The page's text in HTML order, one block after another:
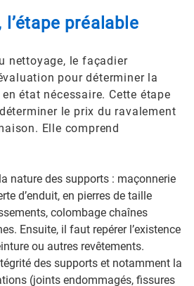
préalable
nettoyage, le façadier
pour déterminer la
état nécessaire. Cette étape
le prix du ravalement
Elle comprend
nature des supports : maçonnerie
d’enduit, en pierres de taille
colombage chaînes
Ensuite, il faut repérer l’existence
ou autres revêtements.
des supports et notamment la
(joints endommagés, fissures